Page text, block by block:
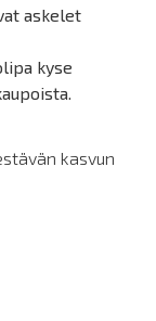
askelet
kyse
kasvun